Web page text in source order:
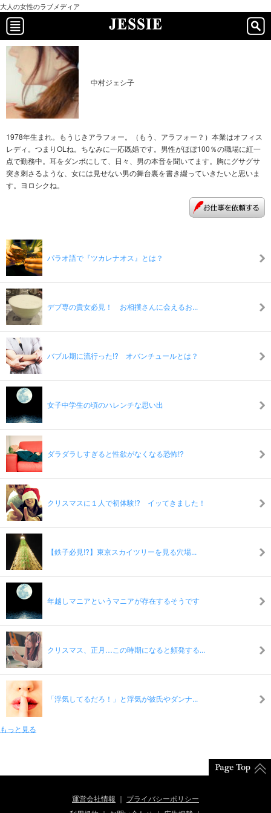
大人の女性のラブメディア
中村ジェシ子
1978年生まれ。もうじきアラフォー。（もう、アラフォー？）本業はオフィス
レディ。つまりOLね。ちなみに一応既婚です。男性がほぼ100％の職場に紅一
点で勤務中。耳をダンボにして、日々、男の本音を聞いてます。胸にグサグサ
突き刺さるような、女には見せない男の舞台裏を書き綴っていきたいと思いま
す。ヨロシクね。
パラオ語で『ツカレナオス』とは？
デブ専の貴女必見！ お相撲さんに会えるお...
バブル期に流行った!? オバンチュールとは？
女子中学生の頃のハレンチな思い出
ダラダラしすぎると性欲がなくなる恐怖!?
クリスマスに１人で初体験!? イッてきました！
【鉄子必見!?】東京スカイツリーを見る穴場...
年越しマニアというマニアが存在するそうです
クリスマス、正月…この時期になると頻発する...
「浮気してるだろ！」と浮気が彼氏やダンナ...
もっと見る
運営会社情報
プライバシーポリシー